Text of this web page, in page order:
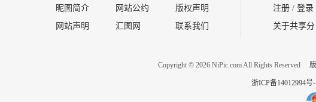
昵图简介
网站声明
网站公约
汇图网
版权声明
联系我们
注册 / 登录
关于共享分
Copyright © 2026 NiPic.com All Rights Reserved 版
浙ICP备14012994